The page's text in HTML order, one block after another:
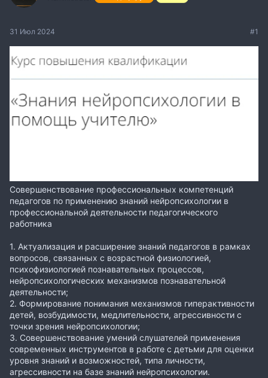
31 Июл 2024 #1
Совершенствование профессиональных компетенций
педагогов по применению знаний нейропсихологии в
профессиональной деятельности педагогического
работника
1. Актуализация и расширение знаний педагогов в рамках
вопросов, связанных с возрастной физиологией,
психофизиологией познавательных процессов,
нейропсихологических механизмов познавательной
деятельности;
2. Формирование понимания механизмов гиперактивности
детей, возбудимости, медлительности, агрессивности с
точки зрения нейропсихологии;
3. Совершенствование умений слушателей применения
современных инструментов в работе с детьми для оценки
уровня знаний и возможностей, типа личности,
агрессивности на базе знаний нейропсихологии.